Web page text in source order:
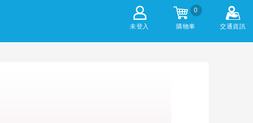
未登入
0
購物車 交通資訊